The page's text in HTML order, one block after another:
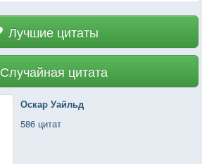
Лучшие цитаты
Случайная цитата
Оскар Уайльд
586 цитат